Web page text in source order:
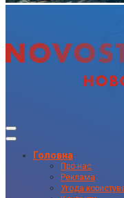
Головна
Про нас
Реклама
Угода